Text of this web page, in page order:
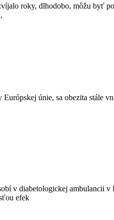
roky, dlhodobo, môžu byť
únie, sa obezita stále
v diabetologickej ambulancii
efek